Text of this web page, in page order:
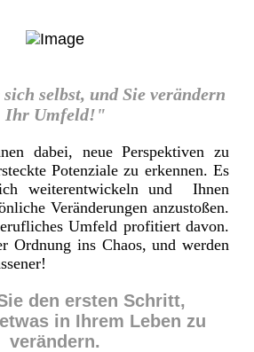
selbst, und Sie verändern
Ihr Umfeld!"
dabei, neue Perspektiven zu
Potenziale zu erkennen. Es
weiterentwickeln und Ihnen
Veränderungen anzustoßen.
Umfeld profitiert davon.
Ordnung ins Chaos, und werden
den ersten Schritt,
in Ihrem Leben zu
verändern.